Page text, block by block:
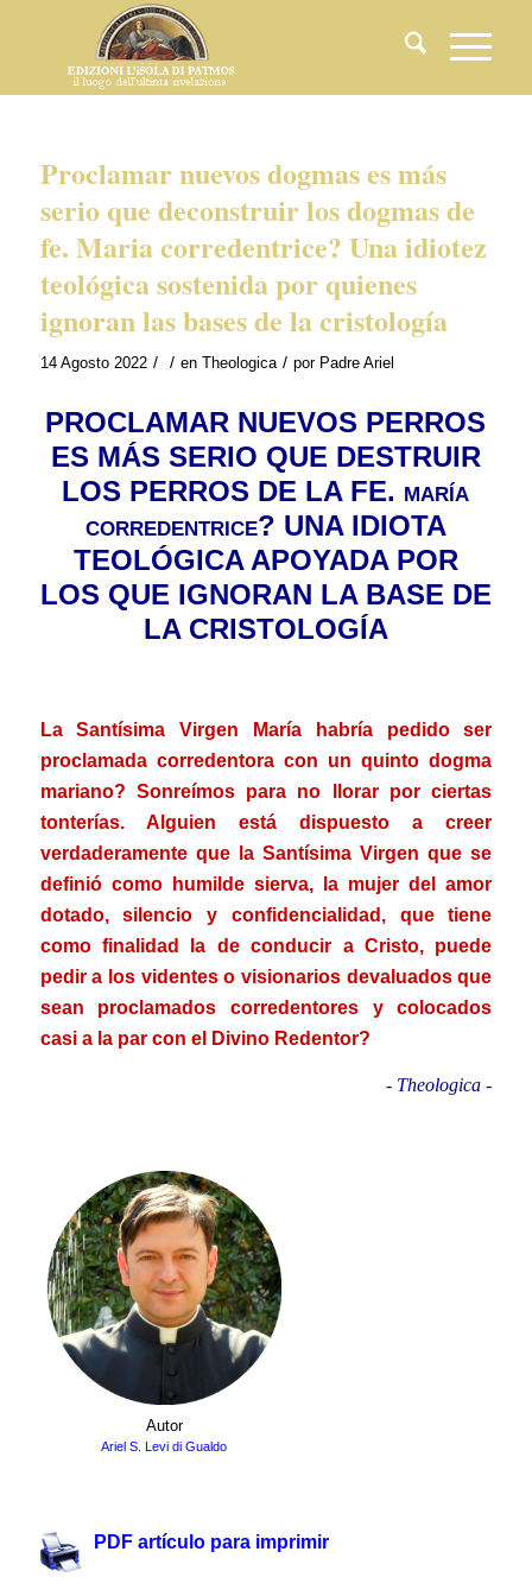
Proclamar nuevos dogmas es más
serio que deconstruir los dogmas de
fe. Maria corredentrice? Una idiotez
teológica sostenida por quienes
ignoran las bases de la cristología
14 Agosto 2022 / / en Theologica / por Padre Ariel
PROCLAMAR NUEVOS PERROS
ES MÁS SERIO QUE DESTRUIR
LOS PERROS DE LA FE. maría
corredentrice? UNA IDIOTA
TEOLÓGICA APOYADA POR
LOS QUE IGNORAN LA BASE DE
LA CRISTOLOGÍA
La Santísima Virgen María habría pedido ser
proclamada corredentora con un quinto dogma
mariano? Sonreímos para no llorar por ciertas
tonterías. Alguien está dispuesto a creer
verdaderamente que la Santísima Virgen que se
definió como humilde sierva, la mujer del amor
dotado, silencio y confidencialidad, que tiene
como finalidad la de conducir a Cristo, puede
pedir a los videntes o visionarios devaluados que
sean proclamados corredentores y colocados
casi a la par con el Divino Redentor?
- Theologica -
Autor
Ariel S. Levi di Gualdo
PDF artículo para imprimir